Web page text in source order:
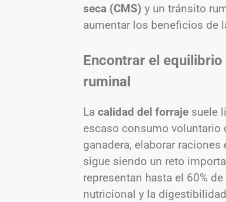
seca (CMS) y un tránsito
aumentar los beneficios de
Encontrar el
ruminal
La calidad del forraje suele
escaso consumo voluntario
ganadera, elaborar
sigue siendo un reto
representan hasta el 60%
nutricional y la